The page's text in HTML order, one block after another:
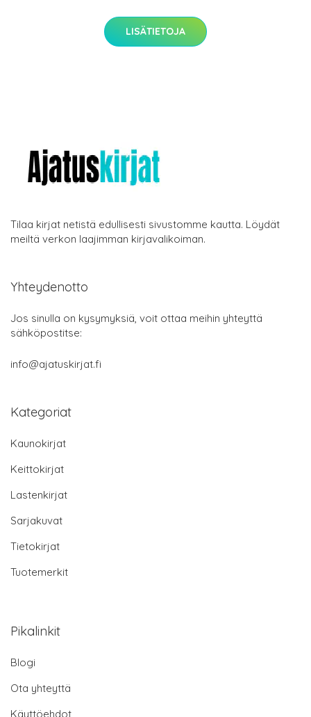
LISÄTIETOJA
Tilaa kirjat netistä edullisesti sivustomme kautta. Löydät
meiltä verkon laajimman kirjavalikoiman.
Yhteydenotto
Jos sinulla on kysymyksiä, voit ottaa meihin yhteyttä
sähköpostitse:
info@ajatuskirjat.fi
Kategoriat
Kaunokirjat
Keittokirjat
Lastenkirjat
Sarjakuvat
Tietokirjat
Tuotemerkit
Pikalinkit
Blogi
Ota yhteyttä
Käyttöehdot